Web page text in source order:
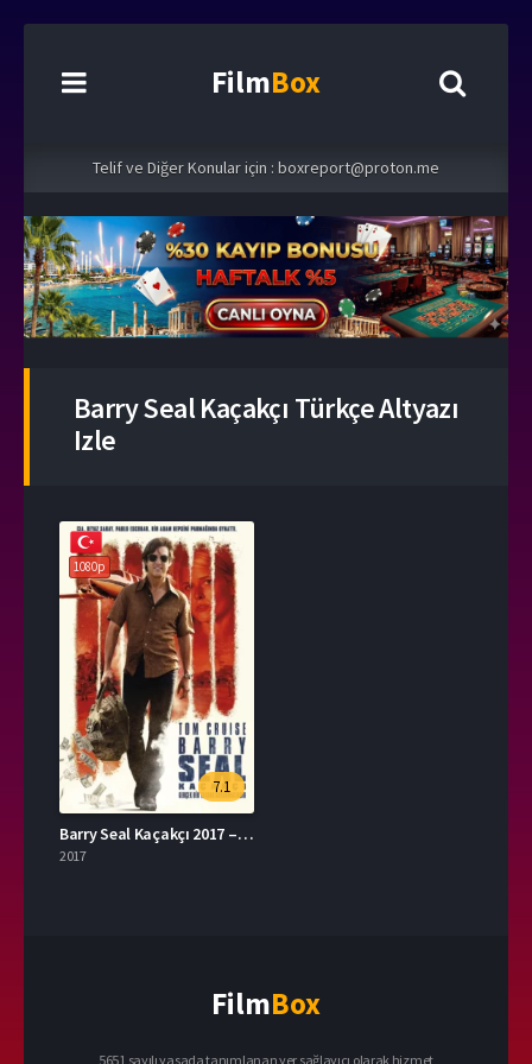
FilmBox
Telif ve Diğer Konular için : boxreport@proton.me
Barry Seal Kaçakçı Türkçe Altyazı
Izle
1080p
7.1
Barry Seal Kaçakçı 2017 – American Made 1080p Turkce Dublaj izle
2017
FilmBox
5651 sayılı yasada tanımlanan yer sağlayıcı olarak hizmet